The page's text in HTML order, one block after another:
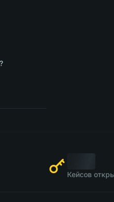
Кейсов